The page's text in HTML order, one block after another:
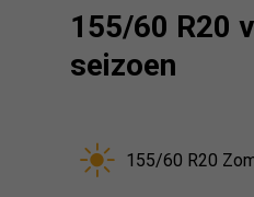
155/60 R20
seizoen
155/60 R20